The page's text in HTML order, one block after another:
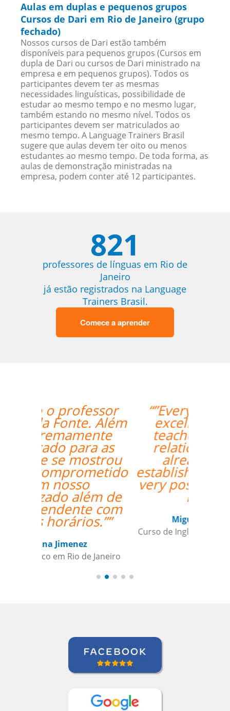
Aulas em duplas e pequenos grupos
Cursos de Dari em Rio de Janeiro (grupo
fechado)
Nossos cursos de Dari estão também
disponíveis para pequenos grupos (Cursos em
dupla de Dari ou cursos de Dari ministrado na
empresa e em pequenos grupos). Todos os
participantes devem ter as mesmas
necessidades linguísticas, possibilidade de
estudar ao mesmo tempo e no mesmo lugar,
também estando no mesmo nível. Todos os
participantes devem ser matriculados ao
mesmo tempo. A Language Trainers Brasil
sugere que aulas devem ter oito ou menos
estudantes ao mesmo tempo. De toda forma, as
aulas de demonstração ministradas na
empresa, podem conter até 12 participantes.
821
professores de línguas em Rio de
Janeiro
já estão registrados na Language
Trainers Brasil.
Comece a aprender
“”Everything went
excellently! The
teacher/student
relationship has
already been
established, and it's a
very positive one for
me.””
Miguel Moneró
Curso de Inglês em Rio de Janeiro